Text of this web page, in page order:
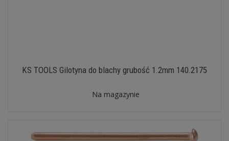
KS TOOLS Gilotyna do blachy grubość 1.2mm 140.2175
Na magazynie